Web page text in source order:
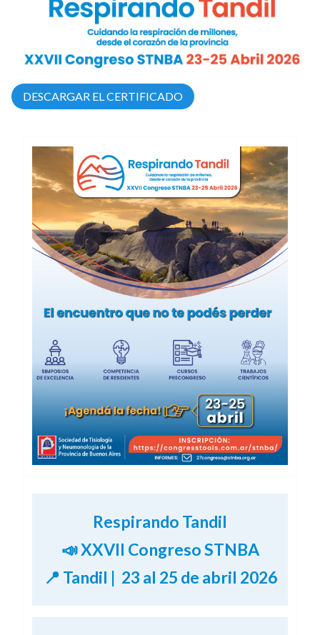
DESCARGAR EL CERTIFICADO
Respirando Tandil
📣 XXVII Congreso STNBA
📍 Tandil | 23 al 25 de abril 2026